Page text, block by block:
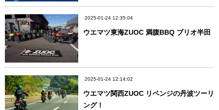
2025-01-24 12:35:04
ウエマツ東海ZUOC 満腹BBQ ブリオ半田
2025-01-24 12:14:02
ウエマツ関西ZUOC リベンジの丹波ツーリ
ング！